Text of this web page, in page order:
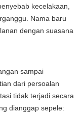
kecelakaan,
Nama baru
dengan suasana
sampai
dari persoalan
tidak terjadi secara
dianggap sepele: